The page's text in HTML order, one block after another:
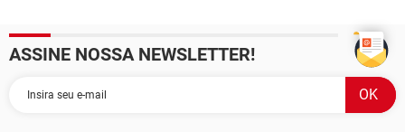
ASSINE NOSSA NEWSLETTER!